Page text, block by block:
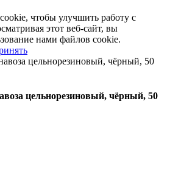
чтобы улучшить работу с
этот веб-сайт, вы
нами файлов cookie.
цельнорезиновый, чёрный, 50